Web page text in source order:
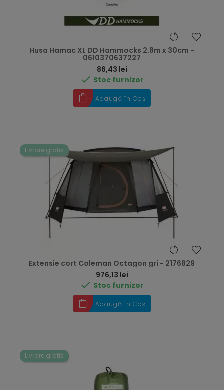
Husa Hamac XL DD Hammocks 2.8m x 30cm -
0610370637227
86,43 lei
 Stoc furnizor
Adaugă în Coș
Livrare gratis
Extensie cort Coleman Octagon gri - 2176829
976,13 lei
 Stoc furnizor
Adaugă în Coș
Livrare gratis